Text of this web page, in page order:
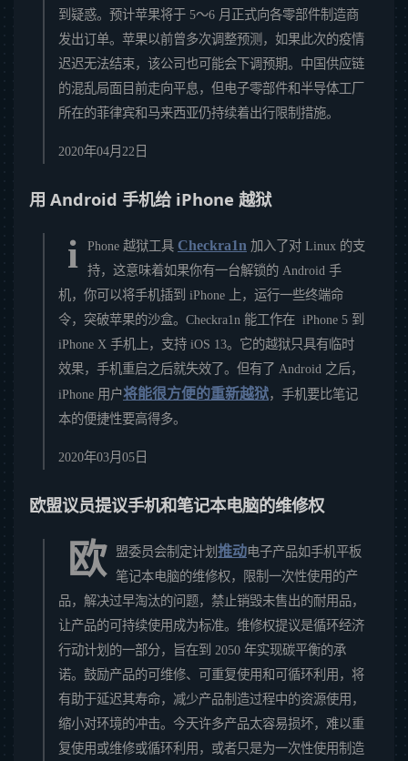
到疑惑。预计苹果将于 5～6 月正式向各零部件制造商
发出订单。苹果以前曾多次调整预测，如果此次的疫情
迟迟无法结束，该公司也可能会下调预期。中国供应链
的混乱局面目前走向平息，但电子零部件和半导体工厂
所在的菲律宾和马来西亚仍持续着出行限制措施。
2020年04月22日
用 Android 手机给 iPhone 越狱
i Phone 越狱工具 Checkra1n 加入了对 Linux 的支
持，这意味着如果你有一台解锁的 Android 手
机，你可以将手机插到 iPhone 上，运行一些终端命
令，突破苹果的沙盒。Checkra1n 能工作在 iPhone 5 到
iPhone X 手机上，支持 iOS 13。它的越狱只具有临时
效果，手机重启之后就失效了。但有了 Android 之后，
iPhone 用户将能很方便的重新越狱，手机要比笔记
本的便捷性要高得多。
2020年03月05日
欧盟议员提议手机和笔记本电脑的维修权
欧 盟委员会制定计划推动电子产品如手机平板
笔记本电脑的维修权，限制一次性使用的产
品，解决过早淘汰的问题，禁止销毁未售出的耐用品，
让产品的可持续使用成为标准。维修权提议是循环经济
行动计划的一部分，旨在到 2050 年实现碳平衡的承
诺。鼓励产品的可维修、可重复使用和可循环利用，将
有助于延迟其寿命，减少产品制造过程中的资源使用，
缩小对环境的冲击。今天许多产品太容易损坏，难以重
复使用或维修或循环利用，或者只是为一次性使用制造